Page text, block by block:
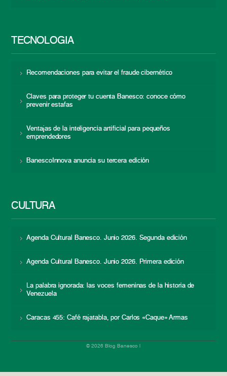
TECNOLOGÍA
Recomendaciones para evitar el fraude cibernético
Claves para proteger tu cuenta Banesco: conoce cómo
prevenir estafas
Ventajas de la inteligencia artificial para pequeños
emprendedores
BanescoInnova anuncia su tercera edición
CULTURA
Agenda Cultural Banesco. Junio 2026. Segunda edición
Agenda Cultural Banesco. Junio 2026. Primera edición
La palabra ignorada: las voces femeninas de la historia de
Venezuela
Caracas 455: Café rajatabla, por Carlos «Caque» Armas
© 2026 Blog Banesco |